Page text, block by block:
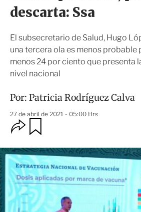
descarta: Ssa
El subsecretario de Salud, Hugo
una tercera ola es menos probable
menos 24 por ciento que presenta
nivel nacional
Por: Patricia Rodríguez Calva
27 de abril de 2021 - 05:00 Hrs
O
p
i
o
n
e
s
d
r
d
a
r